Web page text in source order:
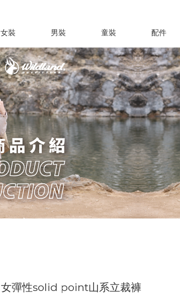
女裝 男裝 童裝 配件
女彈性solid point山系立裁褲